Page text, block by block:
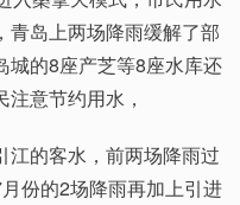
青岛上两场降雨缓解了部
城的8座产芝等8座水库还
意节约用水，
江的客水，前两场降雨过
份的2场降雨再加上引进